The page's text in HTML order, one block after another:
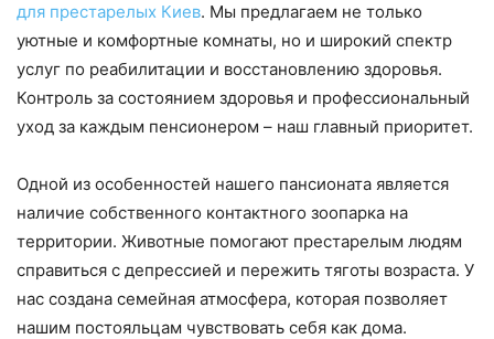
для престарелых Киев. Мы предлагаем не только
уютные и комфортные комнаты, но и широкий спектр
услуг по реабилитации и восстановлению здоровья.
Контроль за состоянием здоровья и профессиональный
уход за каждым пенсионером – наш главный приоритет.
Одной из особенностей нашего пансионата является
наличие собственного контактного зоопарка на
территории. Животные помогают престарелым людям
справиться с депрессией и пережить тяготы возраста. У
нас создана семейная атмосфера, которая позволяет
нашим постояльцам чувствовать себя как дома.